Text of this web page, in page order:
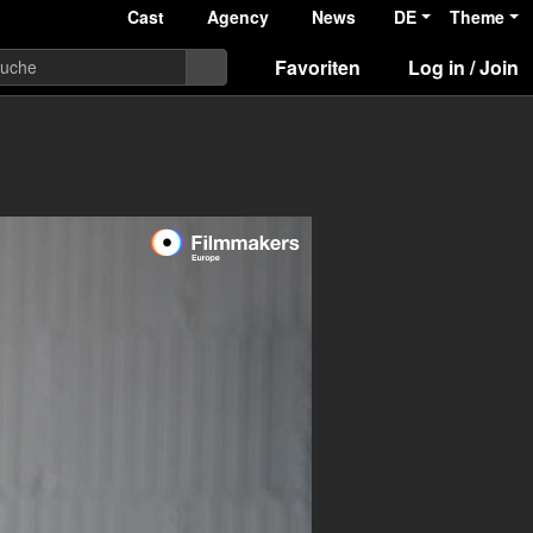
Cast Agency News DE Theme
Favoriten Log in / Join